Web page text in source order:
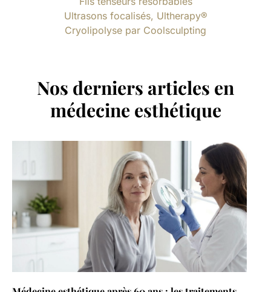
Ultrasons focalisés, Ultherapy®
Cryolipolyse par Coolsculpting
Nos derniers articles en
médecine esthétique